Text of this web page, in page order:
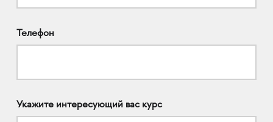
Телефон
Укажите интересующий вас курс